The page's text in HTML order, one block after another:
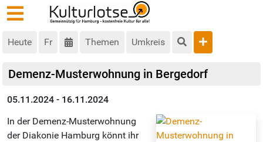
Heute Fr Themen Umkreis
Demenz-Musterwohnung in Bergedorf
05.11.2024 - 16.11.2024
In der Demenz-Musterwohnung
der Diakonie Hamburg könnt ihr